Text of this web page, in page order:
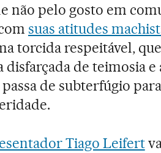
não pelo gosto em
suas atitudes
torcida respeitável,
disfarçada de teimosia
de subterfúgio
Tiago Leifert